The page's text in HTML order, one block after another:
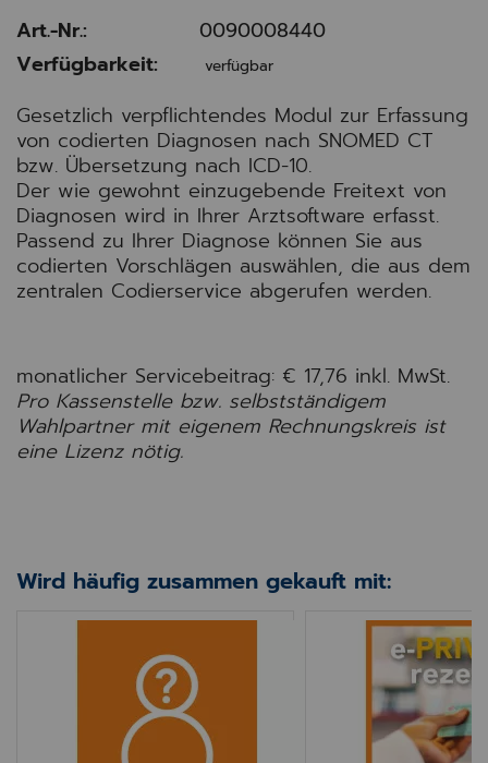
Art.-Nr.:
0090008440
Verfügbarkeit:
verfügbar
Gesetzlich verpflichtendes Modul zur Erfassung
von codierten Diagnosen nach SNOMED CT
bzw. Übersetzung nach ICD-10.
Der wie gewohnt einzugebende Freitext von
Diagnosen wird in Ihrer Arztsoftware erfasst.
Passend zu Ihrer Diagnose können Sie aus
codierten Vorschlägen auswählen, die aus dem
zentralen Codierservice abgerufen werden.
monatlicher Servicebeitrag: € 17,76 inkl. MwSt.
Pro Kassenstelle bzw. selbstständigem
Wahlpartner mit eigenem Rechnungskreis ist
eine Lizenz nötig.
Wird häufig zusammen gekauft mit:
INNO Anonymisierte Abrechnung an ÄK (HBS-
INNO e-